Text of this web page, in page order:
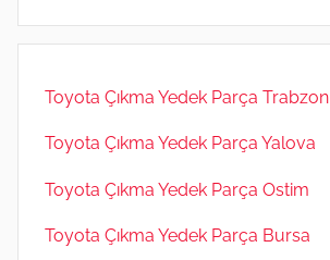
Toyota Çıkma Yedek Parça Trabzon
Toyota Çıkma Yedek Parça Yalova
Toyota Çıkma Yedek Parça Ostim
Toyota Çıkma Yedek Parça Bursa